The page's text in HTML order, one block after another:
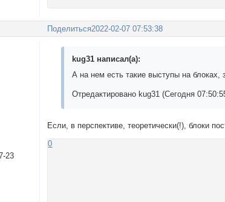
Поделиться2022-02-07 07:53:38
23
kug31 написал(а):
А на нем есть такие выступы на блоках,
Отредактировано kug31 (Сегодня
Если, в перспективе, теоретически(!), блоки
0